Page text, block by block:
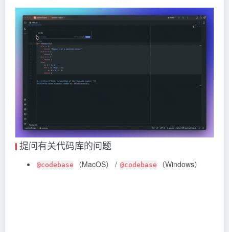
提问有关代码库的问题
@codebase （MacOS） / @codebase （Windows）